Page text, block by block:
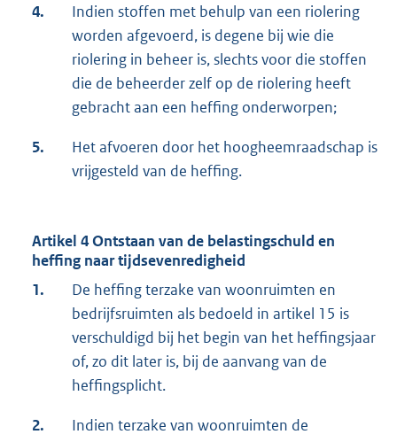
4.
Indien stoffen met behulp van een riolering
worden afgevoerd, is degene bij wie die
riolering in beheer is, slechts voor die stoffen
die de beheerder zelf op de riolering heeft
gebracht aan een heffing onderworpen;
5.
Het afvoeren door het hoogheemraadschap is
vrijgesteld van de heffing.
Artikel 4 Ontstaan van de belastingschuld en
heffing naar tijdsevenredigheid
1.
De heffing terzake van woonruimten en
bedrijfsruimten als bedoeld in artikel 15 is
verschuldigd bij het begin van het heffingsjaar
of, zo dit later is, bij de aanvang van de
heffingsplicht.
2.
Indien terzake van woonruimten de